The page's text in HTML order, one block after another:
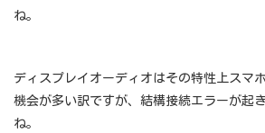
ね。
ディスプレイオーディオはその特性上スマ
機会が多い訳ですが、結構接続エラーが起
ね。